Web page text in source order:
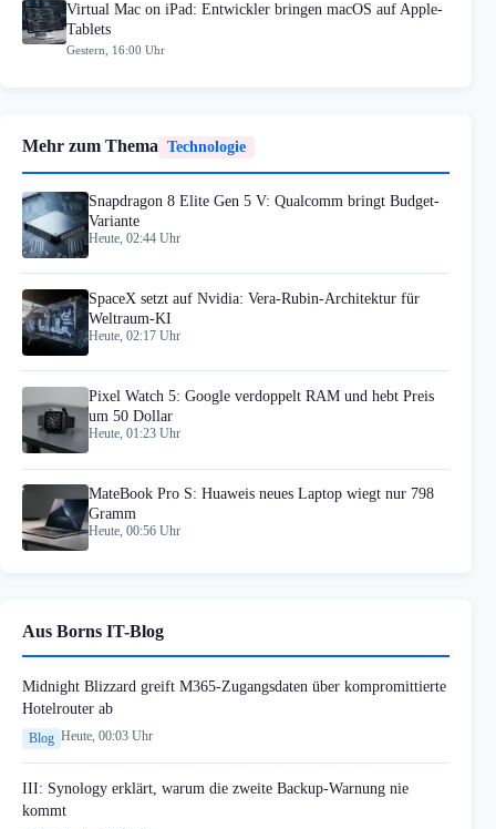
Virtual Mac on iPad: Entwickler bringen macOS auf Apple-
Tablets
Gestern, 16:00 Uhr
Mehr zum Thema Technologie
Snapdragon 8 Elite Gen 5 V: Qualcomm bringt Budget-
Variante
Heute, 02:44 Uhr
SpaceX setzt auf Nvidia: Vera-Rubin-Architektur für
Weltraum-KI
Heute, 02:17 Uhr
Pixel Watch 5: Google verdoppelt RAM und hebt Preis
um 50 Dollar
Heute, 01:23 Uhr
MateBook Pro S: Huaweis neues Laptop wiegt nur 798
Gramm
Heute, 00:56 Uhr
Aus Borns IT-Blog
Midnight Blizzard greift M365-Zugangsdaten über kompromittierte
Hotelrouter ab
Blog Heute, 00:03 Uhr
III: Synology erklärt, warum die zweite Backup-Warnung nie
kommt